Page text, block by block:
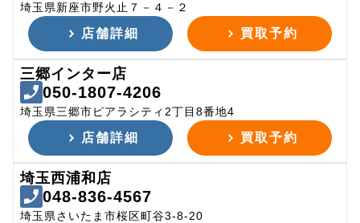
埼玉県新座市野火止７－４－２
店舗詳細 買取予約
三郷インター店
050-1807-4206
埼玉県三郷市ピアラシティ2丁目8番地4
店舗詳細 買取予約
埼玉西浦和店
048-836-4567
埼玉県さいたま市桜区町谷3-8-20